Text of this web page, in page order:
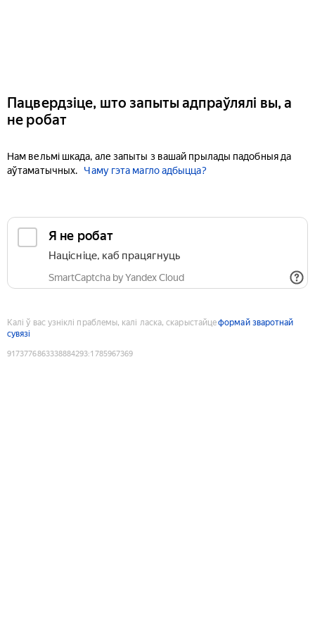
Пацвердзіце, што запыты адпраўлялі вы, а
не робат
Нам вельмі шкада, але запыты з вашай прылады падобныя да
аўтаматычных.
Чаму гэта магло адбыцца?
Я не робат
Націсніце, каб працягнуць
SmartCaptcha by Yandex Cloud
Калі ў вас узніклі праблемы, калі ласка, скарыстайцеформай зваротнай
сувязі
9173776863338884293:1785967369